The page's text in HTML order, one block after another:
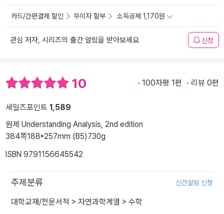
카드/간편결제 할인 무이자 할부 소득공제 1,170원
관심 저자, 시리즈의 출간 알림을 받아보세요 신청
10 100자평 1편 리뷰 0편
세일즈포인트 1,589
원제 Understanding Analysis, 2nd edition
384쪽188*257mm (B5)730g
ISBN 9791156645542
주제분류 신간알림 신청
대학교재/전문서적 > 자연과학계열 > 수학